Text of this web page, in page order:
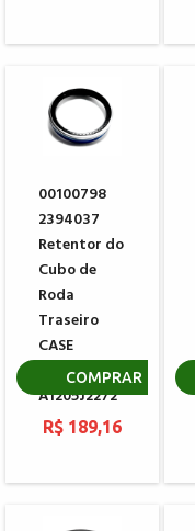
00100798
2394037
Retentor do
Cubo de
Roda
Traseiro
CASE
MERITOR
A1205J2272
R$ 189,16
COMPRAR